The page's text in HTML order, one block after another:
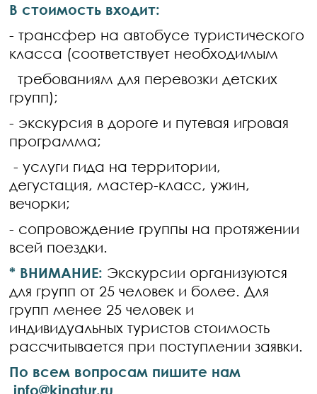
В стоимость входит:
- трансфер на автобусе туристического
класса (соответствует необходимым
требованиям для перевозки детских
групп);
- экскурсия в дороге и путевая игровая
программа;
- услуги гида на территории,
дегустация, мастер-класс, ужин,
вечорки;
- сопровождение группы на протяжении
всей поездки.
* ВНИМАНИЕ: Экскурсии организуются
для групп от 25 человек и более. Для
групп менее 25 человек и
индивидуальных туристов стоимость
рассчитывается при поступлении заявки.
По всем вопросам пишите нам
info@kingtur.ru